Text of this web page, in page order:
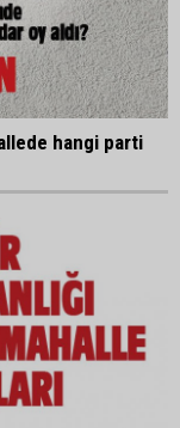
hangi parti